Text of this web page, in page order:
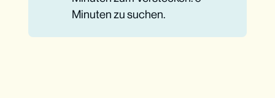
Minuten zu suchen.